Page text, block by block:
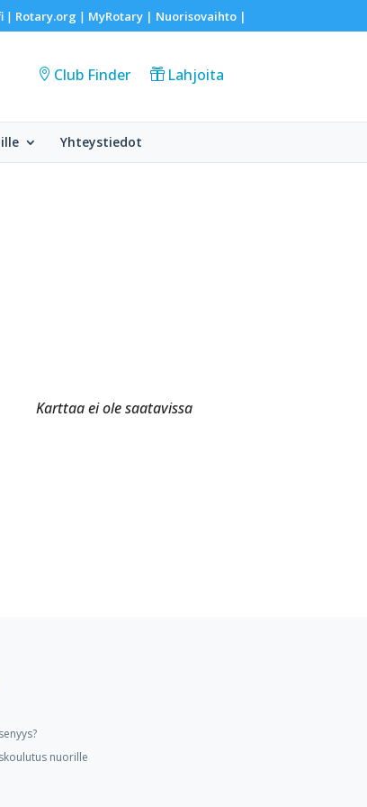
| Rotary.org | MyRotary | Nuorisovaihto|
Club Finder Lahjoita
Yhteystiedot
Karttaa ei ole saatavissa
nuorille